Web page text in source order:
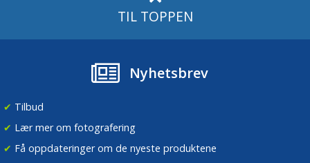
TIL TOPPEN
Nyhetsbrev
✔ Tilbud
✔ Lær mer om fotografering
✔ Få oppdateringer om de nyeste produktene